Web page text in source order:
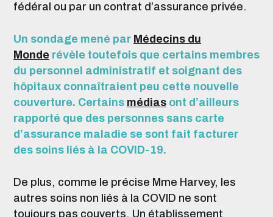
fédéral ou par un contrat d’assurance privée.
Un sondage mené par Médecins du
Monde révèle toutefois que certains membres
du personnel administratif et soignant des
hôpitaux connaîtraient peu cette nouvelle
couverture. Certains médias ont d’ailleurs
rapporté que des personnes sans carte
d’assurance maladie se sont fait facturer
des soins liés à la COVID-19.
De plus, comme le précise Mme Harvey, les
autres soins non liés à la COVID ne sont
toujours pas couverts. Un établissement